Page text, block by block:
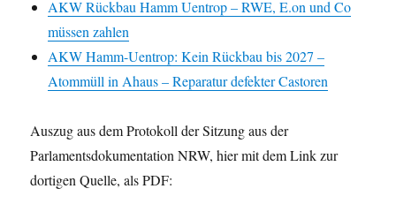
AKW Rückbau Hamm Uentrop – RWE, E.on und Co
müssen zahlen
AKW Hamm-Uentrop: Kein Rückbau bis 2027 –
Atommüll in Ahaus – Reparatur defekter Castoren
Auszug aus dem Protokoll der Sitzung aus der
Parlamentsdokumentation NRW, hier mit dem Link zur
dortigen Quelle, als PDF: